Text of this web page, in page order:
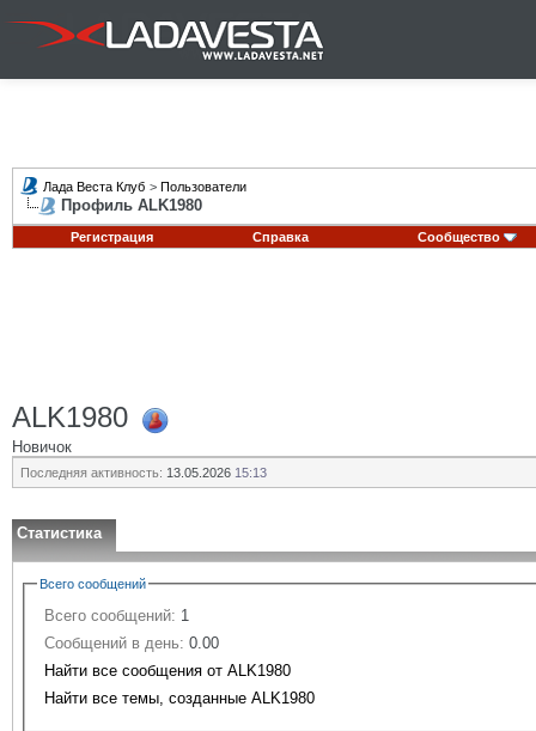
Лада Веста Клуб > Пользователи
Профиль ALK1980
Регистрация Справка Сообщество
ALK1980
Новичок
Последняя активность: 13.05.2026 15:13
Статистика
Всего сообщений
Всего сообщений: 1
Сообщений в день: 0.00
Найти все сообщения от ALK1980
Найти все темы, созданные ALK1980